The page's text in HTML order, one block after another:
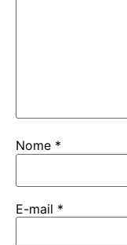
Nome *
E-mail *